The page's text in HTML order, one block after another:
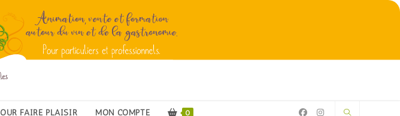
FAIRE PLAISIR MON COMPTE 0